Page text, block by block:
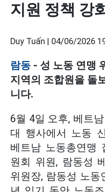
지원 정책 강
Duy Tuấn | 04/06/2026
람동 - 성 노동 연맹
지역의 조합원을 돌
니다.
6월 4일 오후, 베트
대 행사에서 노동
베트남 노동총연맹
원회 위원, 람동성
위원장, 람동성 노동